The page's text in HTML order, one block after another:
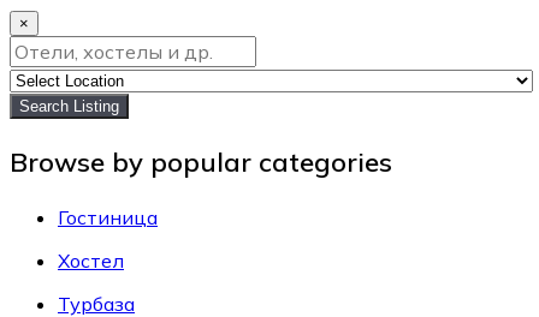
×
Search Listing
Browse by popular categories
Гостиница
Хостел
Турбаза